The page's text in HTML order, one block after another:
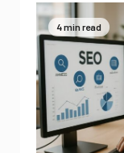
4 min read